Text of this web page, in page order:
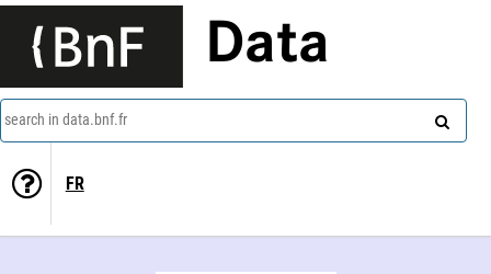
Data
search in data.bnf.fr
FR